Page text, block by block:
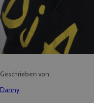
Geschrieben von
Danny